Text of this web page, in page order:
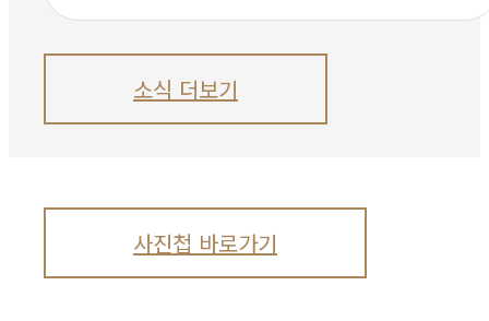
소식 더보기
사진첩 바로가기